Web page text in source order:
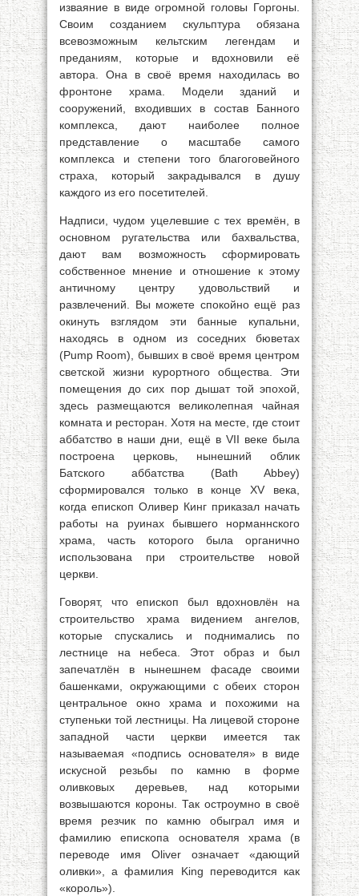
изваяние в виде огромной головы Горгоны.
Своим созданием скульптура обязана
всевозможным кельтским легендам и
преданиям, которые и вдохновили её
автора. Она в своё время находилась во
фронтоне храма. Модели зданий и
сооружений, входивших в состав Банного
комплекса, дают наиболее полное
представление о масштабе самого
комплекса и степени того благоговейного
страха, который закрадывался в душу
каждого из его посетителей.
Надписи, чудом уцелевшие с тех времён, в
основном ругательства или бахвальства,
дают вам возможность сформировать
собственное мнение и отношение к этому
античному центру удовольствий и
развлечений. Вы можете спокойно ещё раз
окинуть взглядом эти банные купальни,
находясь в одном из соседних бюветах
(Pump Room), бывших в своё время центром
светской жизни курортного общества. Эти
помещения до сих пор дышат той эпохой,
здесь размещаются великолепная чайная
комната и ресторан. Хотя на месте, где стоит
аббатство в наши дни, ещё в VII веке была
построена церковь, нынешний облик
Батского аббатства (Bath Abbey)
сформировался только в конце XV века,
когда епископ Оливер Кинг приказал начать
работы на руинах бывшего норманнского
храма, часть которого была органично
использована при строительстве новой
церкви.
Говорят, что епископ был вдохновлён на
строительство храма видением ангелов,
которые спускались и поднимались по
лестнице на небеса. Этот образ и был
запечатлён в нынешнем фасаде своими
башенками, окружающими с обеих сторон
центральное окно храма и похожими на
ступеньки той лестницы. На лицевой стороне
западной части церкви имеется так
называемая «подпись основателя» в виде
искусной резьбы по камню в форме
оливковых деревьев, над которыми
возвышаются короны. Так остроумно в своё
время резчик по камню обыграл имя и
фамилию епископа основателя храма (в
переводе имя Oliver означает «дающий
оливки», а фамилия King переводится как
«король»).